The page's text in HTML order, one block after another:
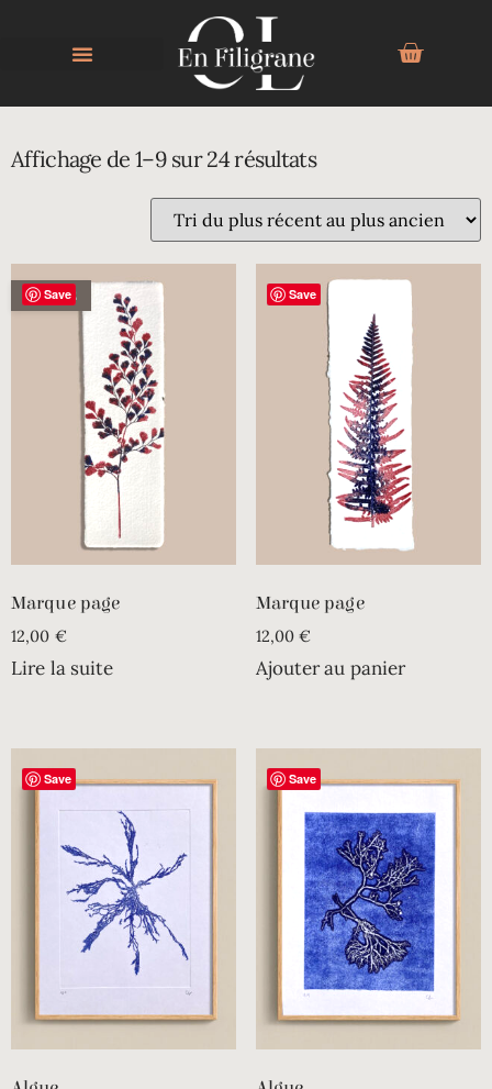
Affichage de 1–9 sur 24 résultats
Save
Marque page
12,00 €
ÉPUISÉ
Lire la suite
Save
Marque page
12,00€
Ajouter au panier
Save Save